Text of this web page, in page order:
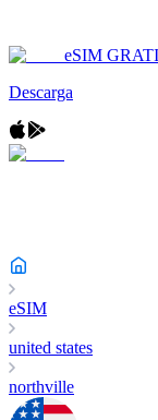
eSIM
Descarga
eSIM
united states
northville